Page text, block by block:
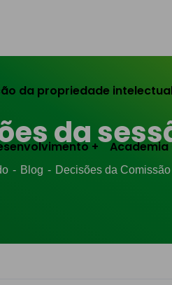
da propriedade
Academia
da
Blog Decisões da